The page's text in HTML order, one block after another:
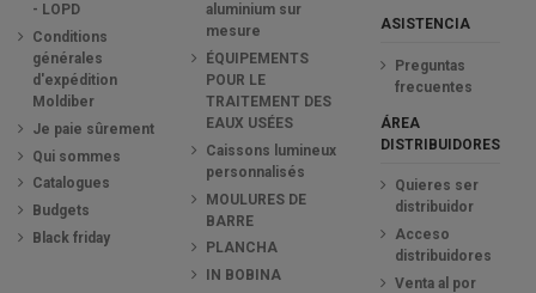
- LOPD
Conditions
générales
d'expédition
Moldiber
Je paie sûrement
Qui sommes
Catalogues
Budgets
Black friday
aluminium sur
mesure
ÉQUIPEMENTS
POUR LE
TRAITEMENT DES
EAUX USÉES
Caissons lumineux
personnalisés
MOULURES DE
BARRE
PLANCHA
IN BOBINA
ASISTENCIA
Preguntas
frecuentes
ÁREA
DISTRIBUIDORES
Quieres ser
distribuidor
Acceso
distribuidores
Venta al por